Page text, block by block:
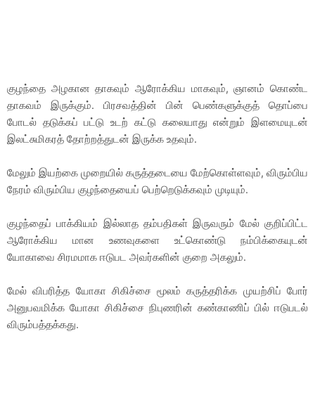
குழந்தை அழகான தாகவும் ஆரோக்கிய மாகவும், ஞானம் கொண்ட
தாகவம் இருக்கும். பிரசவத்தின் பின் பெண்களுக்குத் தொப்பை
போடல் தடுக்கப் பட்டு உடற் கட்டு கலையாது என்றும் இளமையுடன்
இலட்சுமிகரத் தோற்றத்துடன் இருக்க உதவும்.
மேலும் இயற்கை முறையில் கருத்தடையை மேற்கொள்ளவும், விரும்பிய
நேரம் விரும்பிய குழந்தையைப் பெற்றெடுக்கவும் முடியும்.
குழந்தைப் பாக்கியம் இல்லாத தம்பதிகள் இருவரும் மேல் குறிப்பிட்ட
ஆரோக்கிய மான உணவுகளை உட்கொண்டு நம்பிக்கையுடன்
யோகாவை சிரமமாக ஈடுபட அவர்களின் குறை அகலும்.
மேல் விபரித்த யோகா சிகிச்சை மூலம் கருத்தரிக்க முயற்சிப் போர்
அனுபவமிக்க யோகா சிகிச்சை நிபுணரின் கண்காணிப் பில் ஈடுபடல்
விரும்பத்தக்கது.